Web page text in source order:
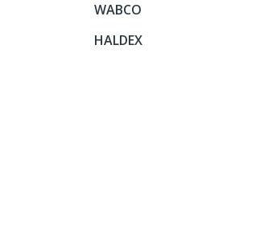
WABCO
HALDEX